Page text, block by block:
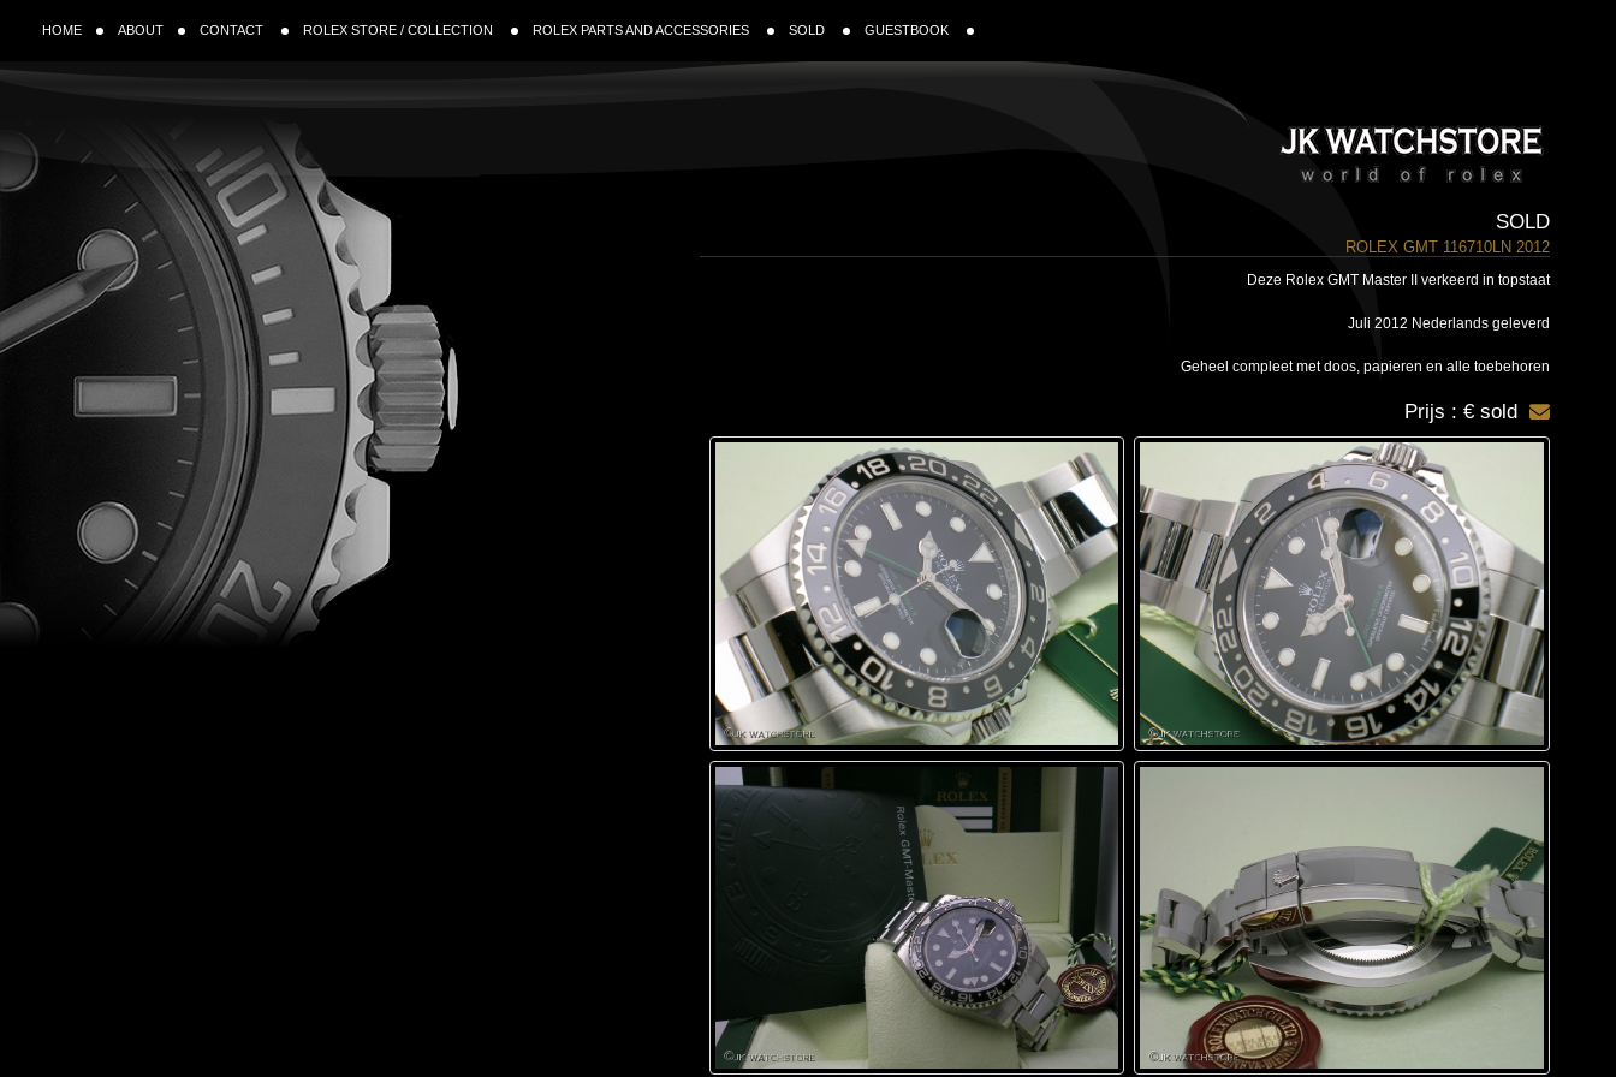
HOME ABOUT CONTACT ROLEX STORE / COLLECTION ROLEX PARTS AND ACCESSORIES SOLD GUESTBOOK
SOLD
ROLEX GMT 116710LN 2012
Deze Rolex GMT Master II verkeerd in topstaat
Juli 2012 Nederlands geleverd
Geheel compleet met doos, papieren en alle toebehoren
Prijs : € sold